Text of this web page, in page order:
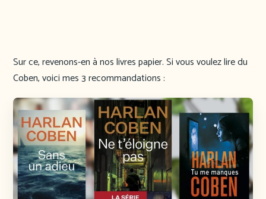
Sur ce, revenons-en à nos livres papier. Si vous voulez lire du
Coben, voici mes 3 recommandations :